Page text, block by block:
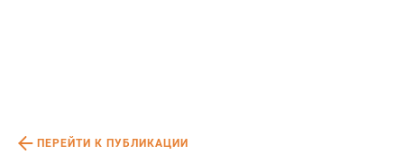
ПЕРЕЙТИ К ПУБЛИКАЦИИ